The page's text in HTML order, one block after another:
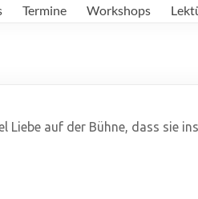
Termine Workshops
Liebe auf der Bühne, dass sie